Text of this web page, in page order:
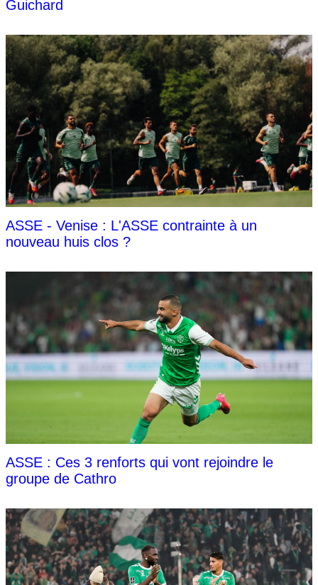
Guichard
ASSE - Venise : L'ASSE contrainte à un
nouveau huis clos ?
ASSE : Ces 3 renforts qui vont rejoindre le
groupe de Cathro